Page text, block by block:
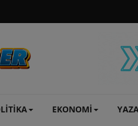
EKONOMİ